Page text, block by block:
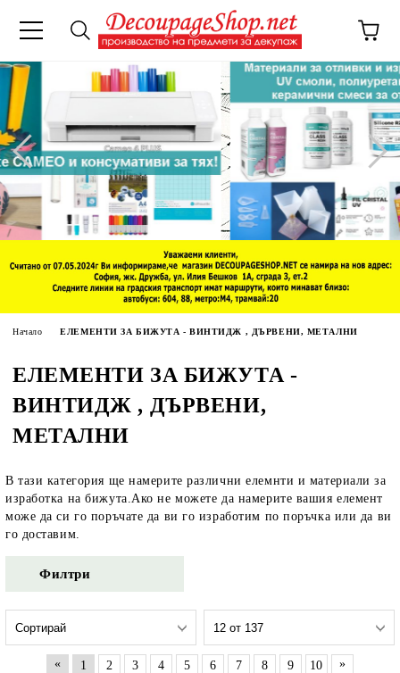
Начало ЕЛЕМЕНТИ ЗА БИЖУТА - ВИНТИДЖ , ДЪРВЕНИ, МЕТАЛНИ
ЕЛЕМЕНТИ ЗА БИЖУТА -
ВИНТИДЖ , ДЪРВЕНИ,
МЕТАЛНИ
В тази категория ще намерите различни елемнти и материали за
изработка на бижута.Ако не можете да намерите вашия елемент
може да си го поръчате да ви го изработим по поръчка или да ви
го доставим.
Филтри
« 1 2 3 4 5 6 7 8 9 10 »